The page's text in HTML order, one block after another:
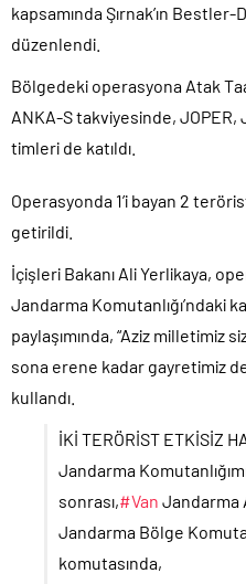
kapsamında Şırnak’ın
düzenlendi.
Bölgedeki operasyona Atak
ANKA-S takviyesinde,
timleri de katıldı.
Operasyonda 1’i bayan 2
getirildi.
İçişleri Bakanı Ali Yerlikaya,
Jandarma Komutanlığı’ndaki
paylaşımında, “Aziz milletimiz
sona erene kadar gayretimiz
kullandı.
İKİ TERÖRİST ETKİSİZ
Jandarma
sonrası,#Van Jandarma
Jandarma Bölge
komutasında,